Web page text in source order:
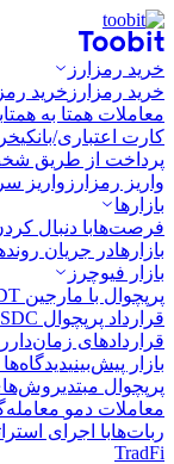
خرید رمزارز
خرید رمزارز خرید
معاملات همتا به همتا
کارت اعتباری/بانکی
پرداخت از طریق
واریز رمزارز واریز
بازارها
فرصت‌هابا دنبال
بازارهادر جریان
بازار فیوچرز
پرپچوال با مارجین USDT
قرارداد پرپچوال USDC
قراردادهای زمان‌دار
بازار پیش‌بینی
پرپچوال مبتدیروش‌های
معاملات دمو
ربات‌هابا اجرای
TradFi